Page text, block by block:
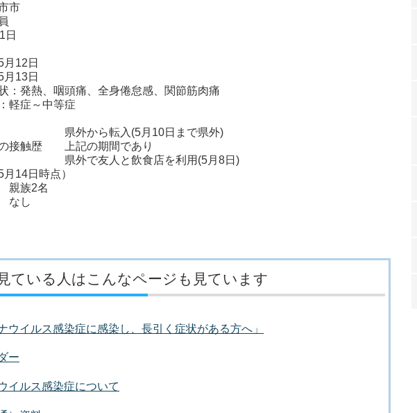
市
社員
日
12日
13日
熱、咽頭痛、全身倦怠感、関節筋肉痛
症～中等症
県外から転入(5月10日まで県外)
触歴 上記の期間であり
で友人と飲食店を利用(5月8日)
14日時点）
族2名
し
ている人はこんなページも見ています
ウイルス感染症に感染し、長引く症状がある方へ」
ー
イルス感染症について